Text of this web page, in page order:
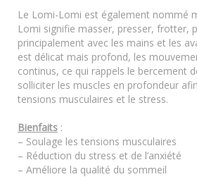
Le Lomi-Lomi est également nommé
Lomi signifie masser, presser, frotter,
principalement avec les mains et les
est délicat mais profond, les
continus, ce qui rappels le bercement
solliciter les muscles en profondeur
tensions musculaires et le stress.
Bienfaits :
– Soulage les tensions musculaires
– Réduction du stress et de l’anxiété
– Améliore la qualité du sommeil